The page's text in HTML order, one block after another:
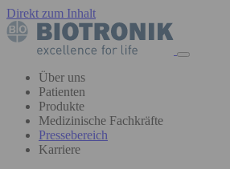
Direkt zum Inhalt
Über uns
Patienten
Produkte
Medizinische Fachkräfte
Pressebereich
Karriere